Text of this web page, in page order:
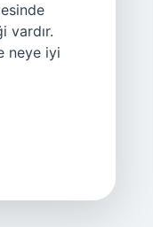
vardır.
neye iyi